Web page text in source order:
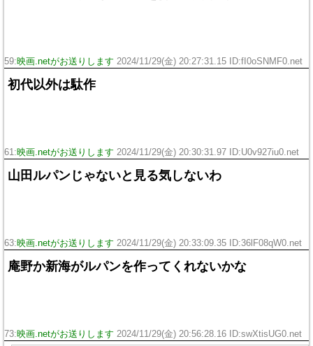
59:映画.netがお送りします 2024/11/29(金) 20:27:31.15 ID:fI0oSNMF0.net
初代以外は駄作
61:映画.netがお送りします 2024/11/29(金) 20:30:31.97 ID:U0v927iu0.net
山田ルパンじゃないと見る気しないわ
63:映画.netがお送りします 2024/11/29(金) 20:33:09.35 ID:36lF08qW0.net
庵野か新海がルパンを作ってくれないかな
73:映画.netがお送りします 2024/11/29(金) 20:56:28.16 ID:swXtisUG0.net